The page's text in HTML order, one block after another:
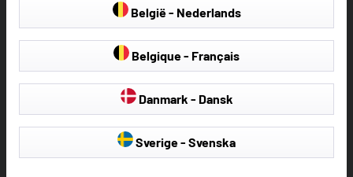
België - Nederlands
Belgique - Français
Danmark - Dansk
Sverige - Svenska